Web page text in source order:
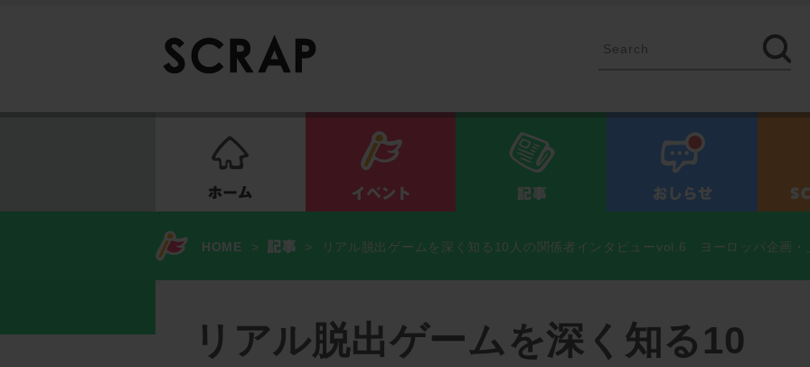
HOME > > リアル脱出ゲームを深く知る10人の関係者インタビューvol.6 ヨーロッパ企画・
リアル脱出ゲームを深く知る10